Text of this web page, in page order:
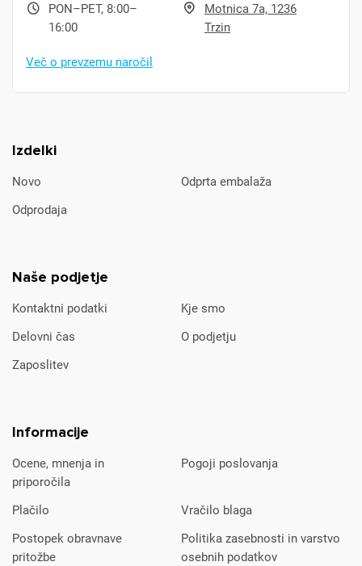
Izdelki
Novo
Odprta embalaža
Odprodaja
Naše podjetje
Kontaktni podatki
Kje smo
Delovni čas
O podjetju
Zaposlitev
Informacije
Ocene, mnenja in
priporočila
Pogoji poslovanja
Plačilo
Vračilo blaga
Postopek obravnave
pritožbe
Politika zasebnosti in varstvo
osebnih podatkov
PON–PET, 8:00–
16:00
Motnica 7a, 1236
Trzin
Več o prevzemu naročil